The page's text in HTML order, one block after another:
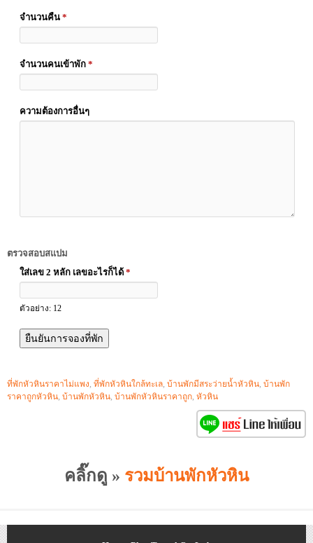
จำนวนคืน *
จำนวนคนเข้าพัก *
ความต้องการอื่นๆ
ตรวจสอบสแปม
ใส่เลข 2 หลัก เลขอะไรก็ได้ *
ตัวอย่าง: 12
ที่พักหัวหินราคาไม่แพง, ที่พักหัวหินใกล้ทะเล, บ้านพักมีสระว่ายน้ำหัวหิน, บ้านพัก
ราคาถูกหัวหิน, บ้านพักหัวหิน, บ้านพักหัวหินราคาถูก, หัวหิน
คลิ๊กดู » รวมบ้านพักหัวหิน